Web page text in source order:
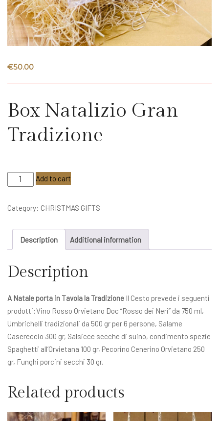
€50.00
Box Natalizio Gran
Tradizione
Gran
quantity
Add to cart
Category: CHRISTMAS GIFTS
Description Additional information
Description
A Natale porta in Tavola la Tradizione Il Cesto prevede i seguenti
prodotti:Vino Rosso Orvietano Doc “Rosso dei Neri” da 750 ml,
Umbrichelli tradizionali da 500 gr per 6 persone, Salame
Casereccio 300 gr, Salsicce secche di suino, condimento spezie
Spaghetti all’Orvietana 100 gr, Pecorino Cenerino Orvietano 250
gr, Funghi porcini secchi 30 gr.
Related products